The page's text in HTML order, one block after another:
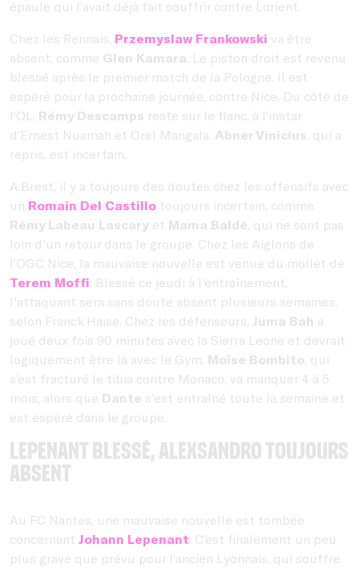
épaule qui l’avait déjà fait souffrir contre Lorient.
Chez les Rennais, Przemyslaw Frankowski va être
absent, comme Glen Kamara. Le piston droit est revenu
blessé après le premier match de la Pologne. Il est
espéré pour la prochaine journée, contre Nice. Du côté de
l’OL, Rémy Descamps reste sur le flanc, à l’instar
d’Ernest Nuamah et Orel Mangala. Abner Vinicius, qui a
repris, est incertain.
A Brest, il y a toujours des doutes chez les offensifs avec
un Romain Del Castillo toujours incertain, comme
Rémy Labeau Lascary et Mama Baldé, qui ne sont pas
loin d'un retour dans le groupe. Chez les Aiglons de
l’OGC Nice, la mauvaise nouvelle est venue du mollet de
Terem Moffi. Blessé ce jeudi à l'entraînement,
l'attaquant sera sans doute absent plusieurs semaines,
selon Franck Haise. Chez les défenseurs, Juma Bah a
joué deux fois 90 minutes avec la Sierra Leone et devrait
logiquement être là avec le Gym. Moïse Bombito, qui
s’est fracturé le tibia contre Monaco, va manquer 4 à 5
mois, alors que Dante s'est entraîné toute la semaine et
est espéré dans le groupe.
Lepenant blessé, Alexsandro toujours
absent
Au FC Nantes, une mauvaise nouvelle est tombée
concernant Johann Lepenant. C’est finalement un peu
plus grave que prévu pour l’ancien Lyonnais, qui souffre